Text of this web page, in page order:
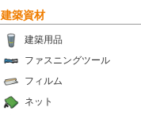
建築資材
建築用品
ファスニングツール
フィルム
ネット